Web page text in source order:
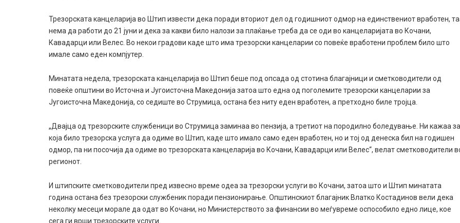
Трезорската канцеларија во Штип извести дека поради вториот дел од годишниот одмор на единствениот вработен,
нема да работи до 21 јуни и дека за какви било налози за плаќање треба да се оди во канцеларијата во Кочани,
Кавадарци или Велес. Во некои градови каде што има трезорски канцеларии со повеќе вработени проблем било што
имале само еден компјутер.
Минатата недела, трезорската канцеларија во Штип беше под опсада од стотина благајници и сметководители од
повеќе општини во Источна и Југоисточна Македонија затоа што една од поголемите трезорски канцеларии за
Југоисточна Македонија, со седиште во Струмица, остана без ниту еден вработен, а претходно биле тројца.
„Двајца од трезорските службеници во Струмица заминаа во пензија, а третиот на породилно боледување. Ни кажаа за
која било трезорска услуга да одиме во Штип, каде што имало само еден вработен, но и тој од денеска бил на годишен
одмор, па ни посочија да одиме во трезорската канцеларија во Кочани, Кавадарци или Велес“, велат сметководители
регионот.
И штипските сметководители пред извесно време одеа за трезорски услуги во Кочани, затоа што и Штип минатата
година остана без трезорски службеник поради пензионирање. Општинскиот благајник Влатко Костадинов вели дека
неколку месеци морале да одат во Кочани, но Министерството за финансии во меѓувреме оспособило едно лице, кое
сега ги врши трезорските услуги.